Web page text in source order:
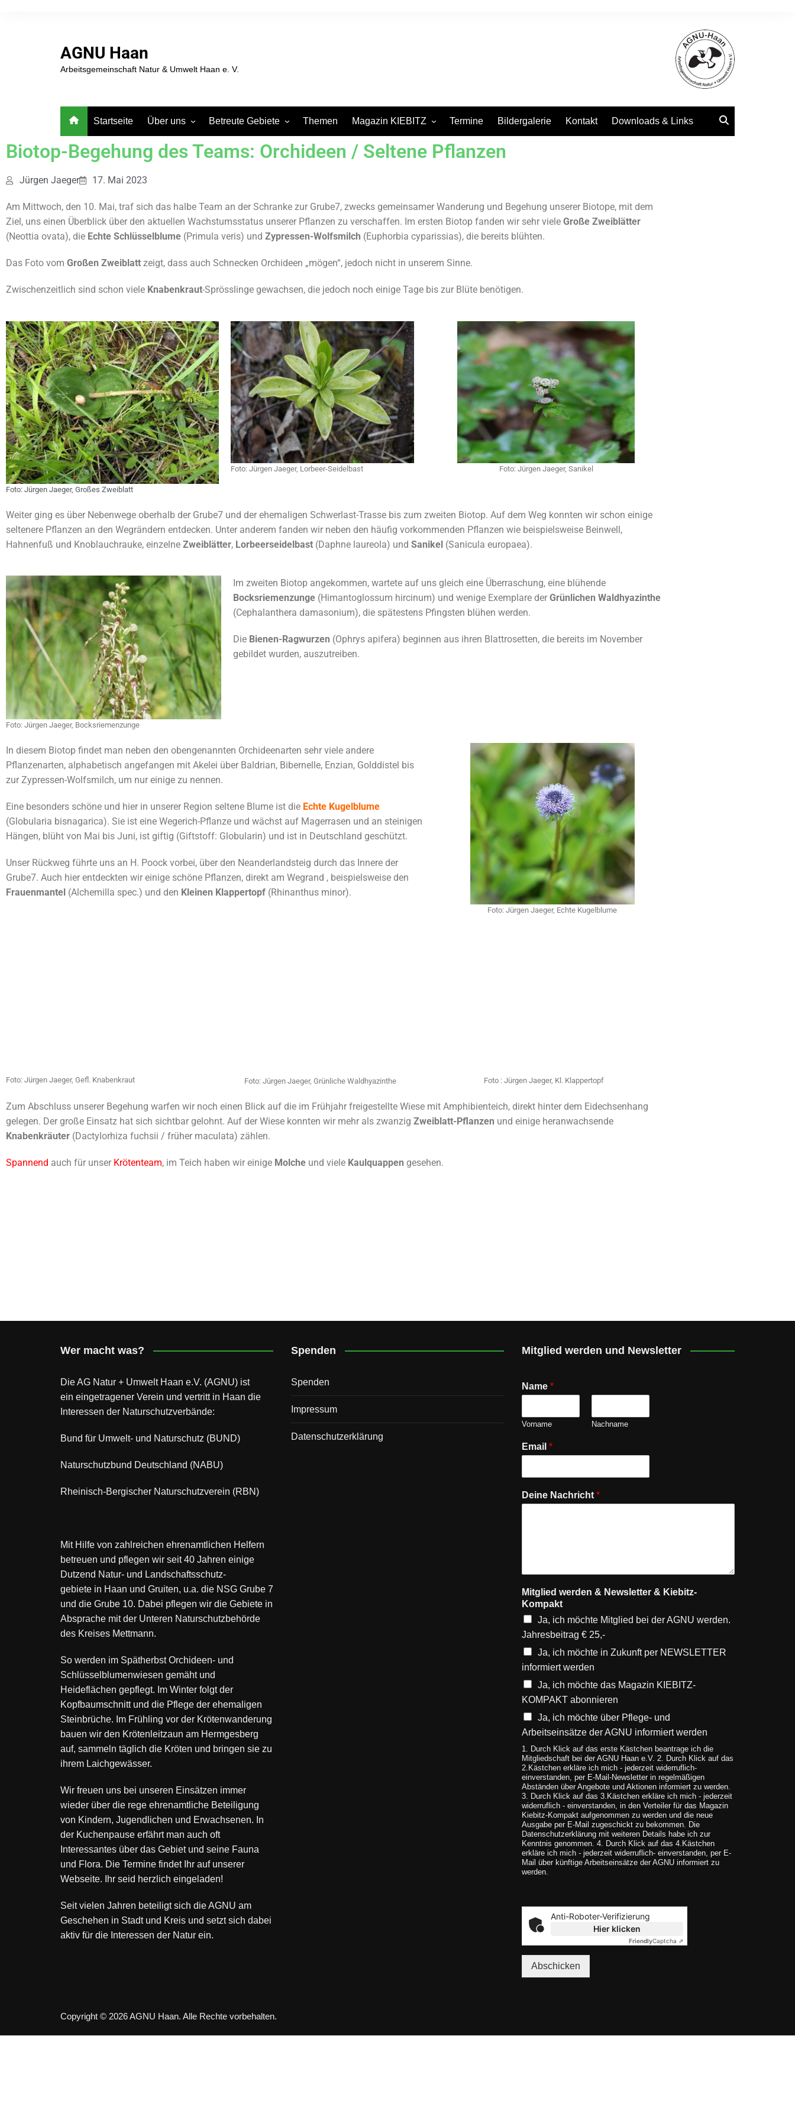
AGNU Haan
Arbeitsgemeinschaft Natur & Umwelt Haan e. V.
Startseite Über uns
AG Natur + Umwelt Haan –
Vorstand & Teams
Spenden
Betreute Gebiete
Karte der Arbeitsgebiete in
Haan und Gruiten
Sedimentationsbecken
Ausgleichsfläche A4
Hermgesberg –
Amphibienzaun
Streuobstwiesen in Gruiten
Themen Magazin KIEBITZ
Pressespiegel
Termine Bildergalerie Kontakt Downloads & Links
Biotop-Begehung des Teams: Orchideen / Seltene Pflanzen
Jürgen Jaeger 17. Mai 2023
Am Mittwoch, den 10. Mai, traf sich das halbe Team an der Schranke zur Grube7, zwecks gemeinsamer Wanderung und Begehung unserer Biotope, mit dem
Ziel, uns einen Überblick über den aktuellen Wachstumsstatus unserer Pflanzen zu verschaffen. Im ersten Biotop fanden wir sehr viele Große Zweiblätter
(Neottia ovata), die Echte Schlüsselblume (Primula veris) und Zypressen-Wolfsmilch (Euphorbia cyparissias), die bereits blühten.
Das Foto vom Großen Zweiblatt zeigt, dass auch Schnecken Orchideen „mögen“, jedoch nicht in unserem Sinne.
Zwischenzeitlich sind schon viele Knabenkraut-Sprösslinge gewachsen, die jedoch noch einige Tage bis zur Blüte benötigen.
Foto: Jürgen Jaeger, Großes Zweiblatt
Foto: Jürgen Jaeger, Lorbeer-Seidelbast Foto: Jürgen Jaeger, Sanikel
Weiter ging es über Nebenwege oberhalb der Grube7 und der ehemaligen Schwerlast-Trasse bis zum zweiten Biotop. Auf dem Weg konnten wir schon einige
seltenere Pflanzen an den Wegrändern entdecken. Unter anderem fanden wir neben den häufig vorkommenden Pflanzen wie beispielsweise Beinwell,
Hahnenfuß und Knoblauchrauke, einzelne Zweiblätter, Lorbeerseidelbast (Daphne laureola) und Sanikel (Sanicula europaea).
Foto: Jürgen Jaeger, Bocksriemenzunge
Im zweiten Biotop angekommen, wartete auf uns gleich eine Überraschung, eine blühende
Bocksriemenzunge(Himantoglossum hircinum) und wenige Exemplare der Grünlichen Waldhyazinthe
(Cephalanthera damasonium), die spätestens Pfingsten blühen werden.
Die Bienen-Ragwurzen (Ophrys apifera) beginnen aus ihren Blattrosetten, die bereits im November
gebildet wurden, auszutreiben.
In diesem Biotop findet man neben den obengenannten Orchideenarten sehr viele andere
Pflanzenarten, alphabetisch angefangen mit Akelei über Baldrian, Bibernelle, Enzian, Golddistel bis
zur Zypressen-Wolfsmilch, um nur einige zu nennen.
Eine besonders schöne und hier in unserer Region seltene Blume ist die Echte Kugelblume
(Globularia bisnagarica). Sie ist eine Wegerich-Pflanze und wächst auf Magerrasen und an steinigen
Hängen, blüht von Mai bis Juni, ist giftig (Giftstoff: Globularin) und ist in Deutschland geschützt.
Unser Rückweg führte uns an H. Poock vorbei, über den Neanderlandsteig durch das Innere der
Grube7. Auch hier entdeckten wir einige schöne Pflanzen, direkt am Wegrand , beispielsweise den
Frauenmantel (Alchemilla spec.) und den Kleinen Klappertopf (Rhinanthus minor).
Foto: Jürgen Jaeger, Echte Kugelblume
Foto: Jürgen Jaeger, Gefl. Knabenkraut Foto: Jürgen Jaeger, Grünliche Waldhyazinthe Foto : Jürgen Jaeger, Kl. Klappertopf
Zum Abschluss unserer Begehung warfen wir noch einen Blick auf die im Frühjahr freigestellte Wiese mit Amphibienteich, direkt hinter dem Eidechsenhang
gelegen. Der große Einsatz hat sich sichtbar gelohnt. Auf der Wiese konnten wir mehr als zwanzig Zweiblatt-Pflanzen und einige heranwachsende
Knabenkräuter (Dactylorhiza fuchsii / früher maculata) zählen.
Spannend auch für unser Krötenteam, im Teich haben wir einige Molche und viele Kaulquappen gesehen.
Wer macht was?
Die AG Natur + Umwelt Haan e.V. (AGNU) ist
ein eingetragener Verein und vertritt in Haan die
Interessen der Naturschutzverbände:
Bund für Umwelt- und Naturschutz (BUND)
Naturschutzbund Deutschland (NABU)
Rheinisch-Bergischer Naturschutzverein (RBN)
Mit Hilfe von zahlreichen ehrenamtlichen Helfern
betreuen und pflegen wir seit 40 Jahren einige
Dutzend Natur- und Landschaftsschutz-
gebiete in Haan und Gruiten, u.a. die NSG Grube 7
und die Grube 10. Dabei pflegen wir die Gebiete in
Absprache mit der Unteren Naturschutzbehörde
des Kreises Mettmann.
So werden im Spätherbst Orchideen- und
Schlüsselblumenwiesen gemäht und
Heideflächen gepflegt. Im Winter folgt der
Kopfbaumschnitt und die Pflege der ehemaligen
Steinbrüche. Im Frühling vor der Krötenwanderung
bauen wir den Krötenleitzaun am Hermgesberg
auf, sammeln täglich die Kröten und bringen sie zu
ihrem Laichgewässer.
Wir freuen uns bei unseren Einsätzen immer
wieder über die rege ehrenamtliche Beteiligung
von Kindern, Jugendlichen und Erwachsenen. In
der Kuchenpause erfährt man auch oft
Interessantes über das Gebiet und seine Fauna
und Flora. Die Termine findet Ihr auf unserer
Webseite. Ihr seid herzlich eingeladen!
Seit vielen Jahren beteiligt sich die AGNU am
Geschehen in Stadt und Kreis und setzt sich dabei
aktiv für die Interessen der Natur ein.
Spenden
Spenden
Impressum
Datenschutz­erklärung
Mitglied werden und Newsletter
Name *
Vorname Nachname
Email *
Deine Nachricht *
Mitglied werden & Newsletter & Kiebitz-
Kompakt
Ja, ich möchte Mitglied bei der AGNU werden.
Jahresbeitrag € 25,-
Ja, ich möchte in Zukunft per NEWSLETTER
informiert werden
Ja, ich möchte das Magazin KIEBITZ-
KOMPAKT abonnieren
Ja, ich möchte über Pflege- und
Arbeitseinsätze der AGNU informiert werden
1. Durch Klick auf das erste Kästchen beantrage ich die
Mitgliedschaft bei der AGNU Haan e.V. 2. Durch Klick auf das
2.Kästchen erkläre ich mich - jederzeit widerruflich-
einverstanden, per E-Mail-Newsletter in regelmäßigen
Abständen über Angebote und Aktionen informiert zu werden.
3. Durch Klick auf das 3.Kästchen erkläre ich mich - jederzeit
widerruflich - einverstanden, in den Verteiler für das Magazin
Kiebitz-Kompakt aufgenommen zu werden und die neue
Ausgabe per E-Mail zugeschickt zu bekommen. Die
Datenschutzerklärung mit weiteren Details habe ich zur
Kenntnis genommen. 4. Durch Klick auf das 4.Kästchen
erkläre ich mich - jederzeit widerruflich- einverstanden, per E-
Mail über künftige Arbeitseinsätze der AGNU informiert zu
werden.
Anti-Roboter-Verifizierung
Hier klicken
FriendlyCaptcha ⇗
Abschicken
Copyright © 2026 AGNU Haan. Alle Rechte vorbehalten.